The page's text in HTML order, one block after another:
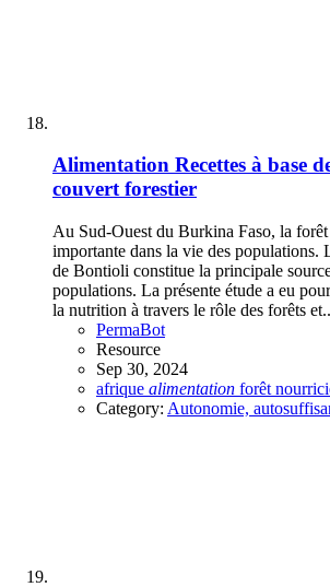
Alimentation Recettes à base
couvert forestier
Au Sud-Ouest du Burkina Faso, la
importante dans la vie des populations.
de Bontioli constitue la principale
populations. La présente étude a eu
la nutrition à travers le rôle des forêts
PermaBot
Resource
Sep 30, 2024
afrique alimentation forêt
Category: Autonomie,